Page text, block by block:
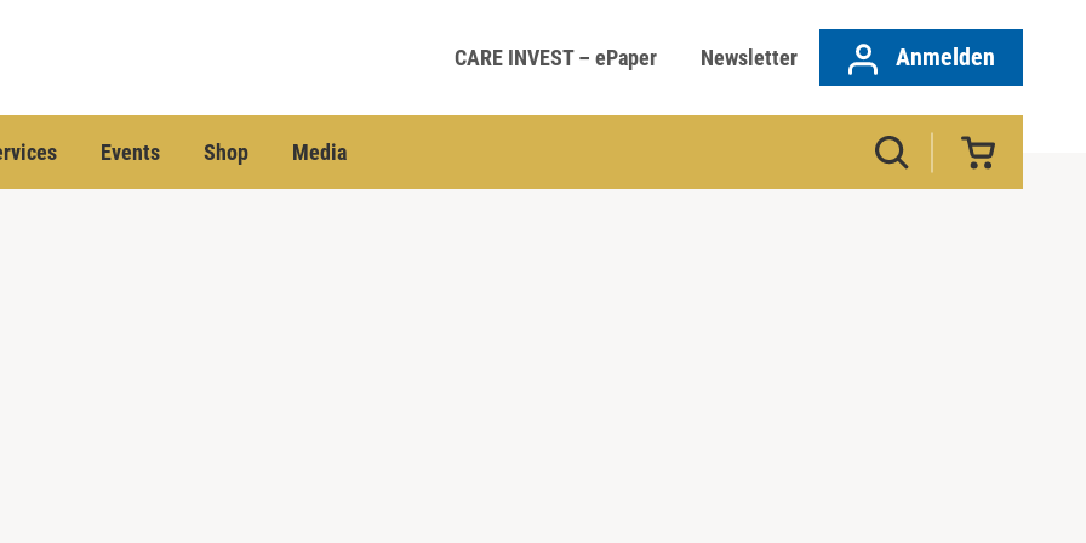
CARE INVEST – ePaper Newsletter Anmelden
Events Shop Media